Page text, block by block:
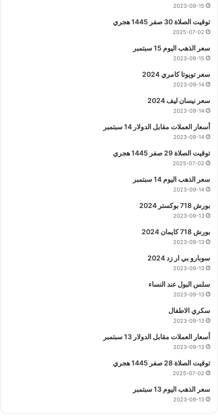
2023-09-15
توقيت الصلاة 30 صفر 1445 هجري
2025-07-02
سعر الذهب اليوم 15 سبتمبر
2023-09-15
سعر تويوتا كامري 2024
2023-09-14
سعر نيسان ليف 2024
2023-09-14
أسعار العملات مقابل الدولار 14 سبتمبر
2023-09-14
توقيت الصلاة 29 صفر 1445 هجري
2025-07-02
سعر الذهب اليوم 14 سبتمبر
2023-09-14
بورش 718 بوكستر 2024
2023-09-13
بورش 718 كايمان 2024
2023-09-13
سوبارو بي ار زد 2024
2023-09-13
سلس البول عند النساء
2023-09-13
سكري الاطفال
2023-09-13
أسعار العملات مقابل الدولار 13 سبتمبر
2023-09-13
توقيت الصلاة 28 صفر 1445 هجري
2025-07-02
سعر الذهب اليوم 13 سبتمبر
2023-09-13